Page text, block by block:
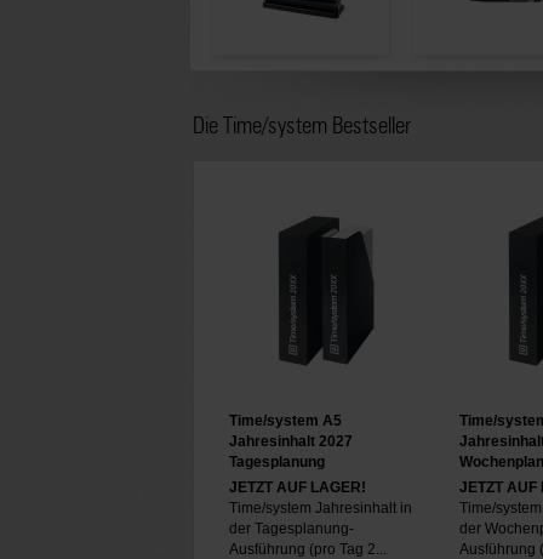
Die Time/system Bestseller
Time/system A5
Jahresinhalt 2027
Tagesplanung
JETZT AUF LAGER!
Time/system Jahresinhalt in
der Tagesplanung-
Ausführung (pro Tag 2...
Time/
JETZT AUF
Time/
der
Ausführung